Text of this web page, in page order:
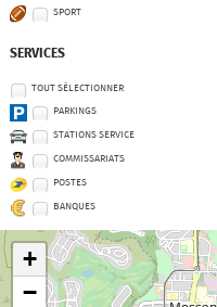
SPORT
SERVICES
TOUT SÉLECTIONNER
PARKINGS
STATIONS SERVICE
COMMISSARIATS
POSTES
BANQUES
+
−